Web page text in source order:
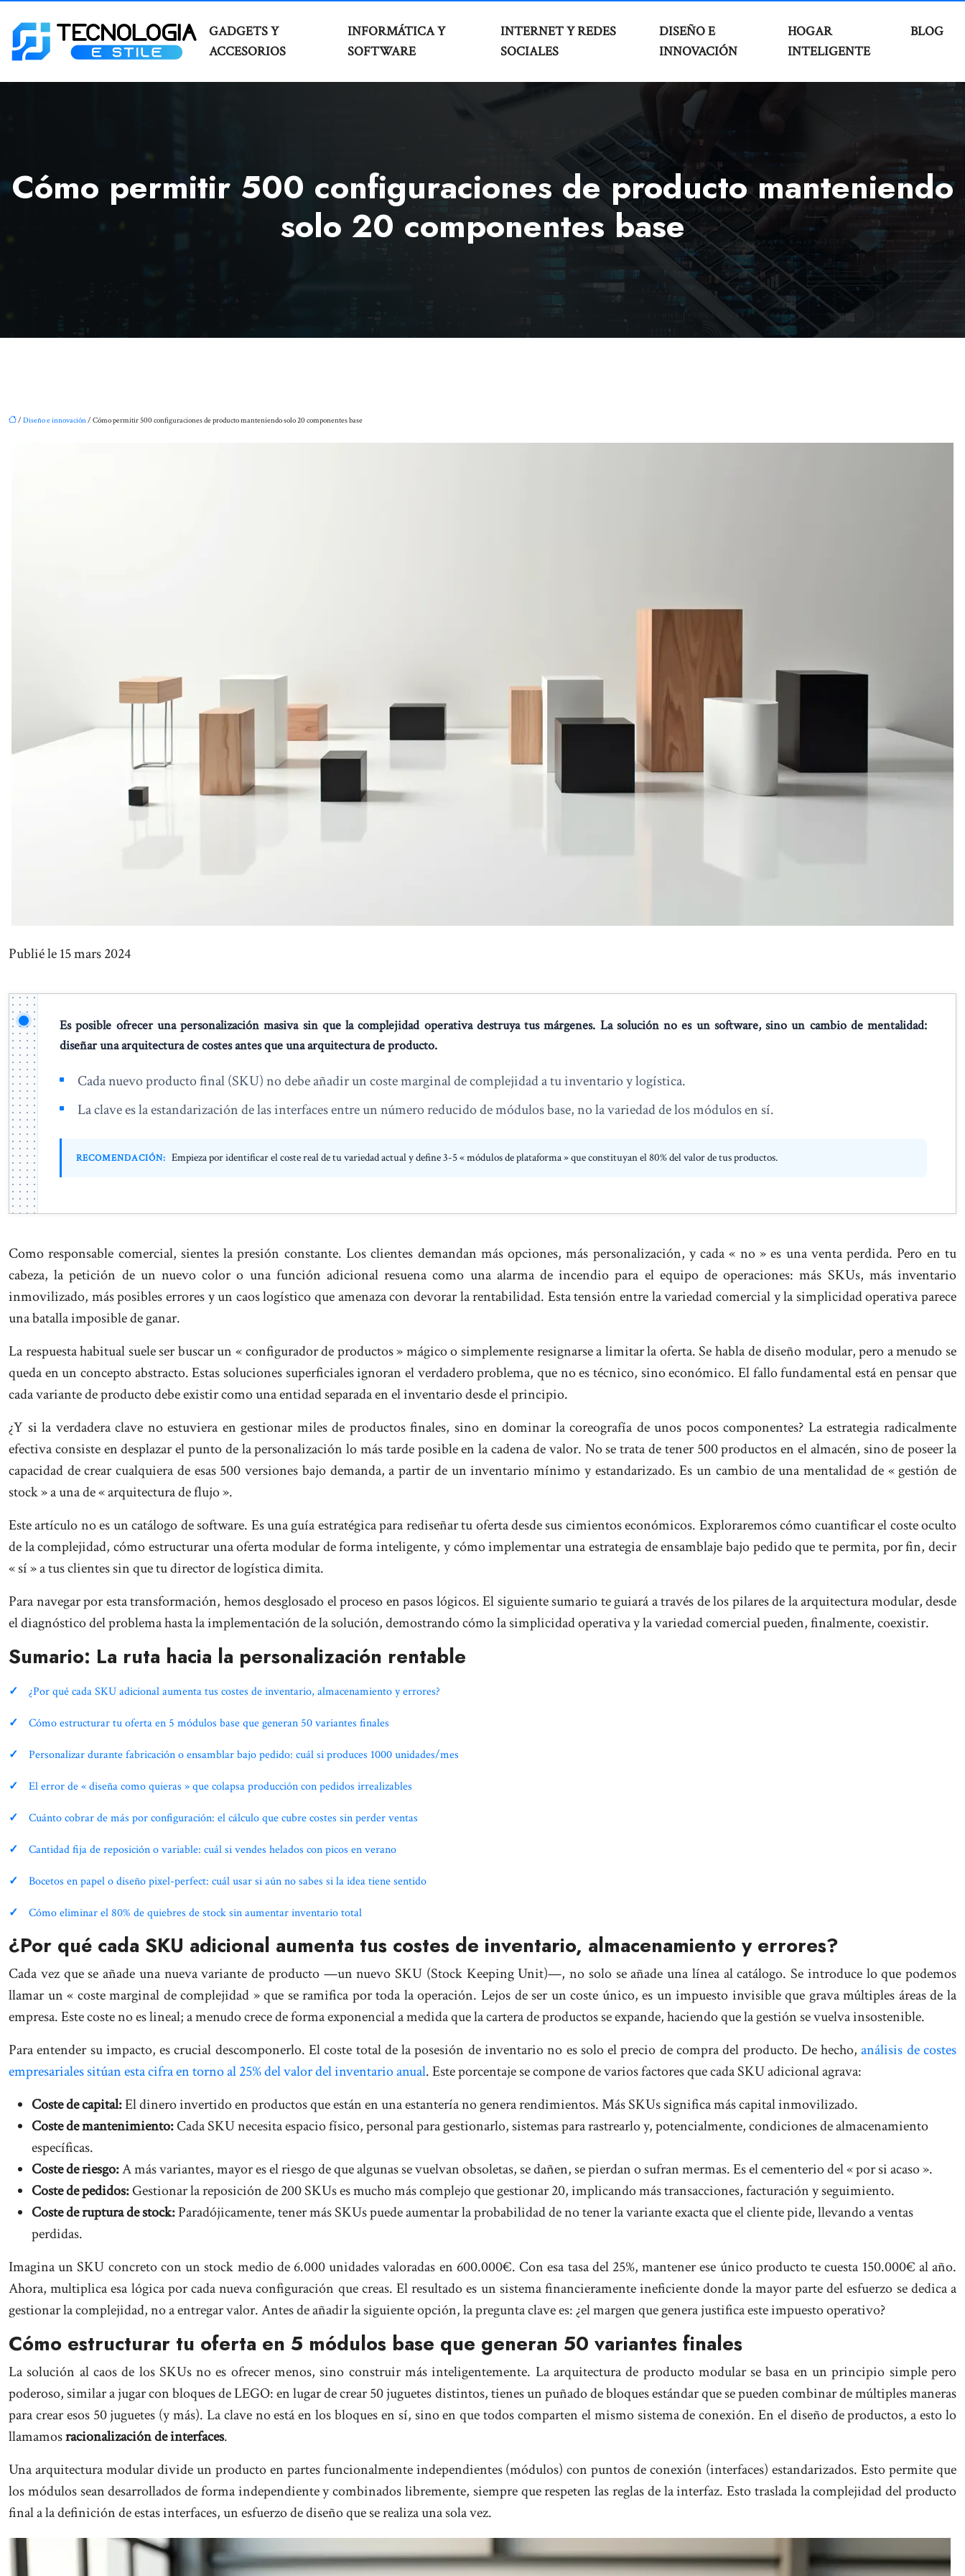
GADGETS Y
ACCESORIOS
INFORMÁTICA Y
SOFTWARE
INTERNET Y REDES
SOCIALES
DISEÑO E
INNOVACIÓN
HOGAR
INTELIGENTE
BLOG
Cómo permitir 500 configuraciones de producto manteniendo
solo 20 componentes base
/ Diseño e innovación/ Cómo permitir 500 configuraciones de producto manteniendo solo 20 componentes base
Publié le 15 mars 2024
Es posible ofrecer una personalización masiva sin que la complejidad operativa destruya tus márgenes. La solución no es un software, sino un cambio de mentalidad:
diseñar una arquitectura de costes antes que una arquitectura de producto.
Cada nuevo producto final (SKU) no debe añadir un coste marginal de complejidad a tu inventario y logística.
La clave es la estandarización de las interfaces entre un número reducido de módulos base, no la variedad de los módulos en sí.
RECOMENDACIÓN: Empieza por identificar el coste real de tu variedad actual y define 3-5 « módulos de plataforma » que constituyan el 80% del valor de tus productos.
Como responsable comercial, sientes la presión constante. Los clientes demandan más opciones, más personalización, y cada « no » es una venta perdida. Pero en tu
cabeza, la petición de un nuevo color o una función adicional resuena como una alarma de incendio para el equipo de operaciones: más SKUs, más inventario
inmovilizado, más posibles errores y un caos logístico que amenaza con devorar la rentabilidad. Esta tensión entre la variedad comercial y la simplicidad operativa parece
una batalla imposible de ganar.
La respuesta habitual suele ser buscar un « configurador de productos » mágico o simplemente resignarse a limitar la oferta. Se habla de diseño modular, pero a menudo se
queda en un concepto abstracto. Estas soluciones superficiales ignoran el verdadero problema, que no es técnico, sino económico. El fallo fundamental está en pensar que
cada variante de producto debe existir como una entidad separada en el inventario desde el principio.
¿Y si la verdadera clave no estuviera en gestionar miles de productos finales, sino en dominar la coreografía de unos pocos componentes? La estrategia radicalmente
efectiva consiste en desplazar el punto de la personalización lo más tarde posible en la cadena de valor. No se trata de tener 500 productos en el almacén, sino de poseer la
capacidad de crear cualquiera de esas 500 versiones bajo demanda, a partir de un inventario mínimo y estandarizado. Es un cambio de una mentalidad de « gestión de
stock » a una de « arquitectura de flujo ».
Este artículo no es un catálogo de software. Es una guía estratégica para rediseñar tu oferta desde sus cimientos económicos. Exploraremos cómo cuantificar el coste oculto
de la complejidad, cómo estructurar una oferta modular de forma inteligente, y cómo implementar una estrategia de ensamblaje bajo pedido que te permita, por fin, decir
« sí » a tus clientes sin que tu director de logística dimita.
Para navegar por esta transformación, hemos desglosado el proceso en pasos lógicos. El siguiente sumario te guiará a través de los pilares de la arquitectura modular, desde
el diagnóstico del problema hasta la implementación de la solución, demostrando cómo la simplicidad operativa y la variedad comercial pueden, finalmente, coexistir.
Sumario: La ruta hacia la personalización rentable
¿Por qué cada SKU adicional aumenta tus costes de inventario, almacenamiento y errores?
Cómo estructurar tu oferta en 5 módulos base que generan 50 variantes finales
Personalizar durante fabricación o ensamblar bajo pedido: cuál si produces 1000 unidades/mes
El error de « diseña como quieras » que colapsa producción con pedidos irrealizables
Cuánto cobrar de más por configuración: el cálculo que cubre costes sin perder ventas
Cantidad fija de reposición o variable: cuál si vendes helados con picos en verano
Bocetos en papel o diseño pixel-perfect: cuál usar si aún no sabes si la idea tiene sentido
Cómo eliminar el 80% de quiebres de stock sin aumentar inventario total
¿Por qué cada SKU adicional aumenta tus costes de inventario, almacenamiento y errores?
Cada vez que se añade una nueva variante de producto —un nuevo SKU (Stock Keeping Unit)—, no solo se añade una línea al catálogo. Se introduce lo que podemos
llamar un « coste marginal de complejidad » que se ramifica por toda la operación. Lejos de ser un coste único, es un impuesto invisible que grava múltiples áreas de la
empresa. Este coste no es lineal; a menudo crece de forma exponencial a medida que la cartera de productos se expande, haciendo que la gestión se vuelva insostenible.
Para entender su impacto, es crucial descomponerlo. El coste total de la posesión de inventario no es solo el precio de compra del producto. De hecho,análisis de costes
empresariales sitúan esta cifra en torno al 25% del valor del inventario anual. Este porcentaje se compone de varios factores que cada SKU adicional agrava:
Coste de capital:El dinero invertido en productos que están en una estantería no genera rendimientos. Más SKUs significa más capital inmovilizado.
Coste de mantenimiento:Cada SKU necesita espacio físico, personal para gestionarlo, sistemas para rastrearlo y, potencialmente, condiciones de almacenamiento
específicas.
Coste de riesgo:A más variantes, mayor es el riesgo de que algunas se vuelvan obsoletas, se dañen, se pierdan o sufran mermas. Es el cementerio del « por si acaso ».
Coste de pedidos:Gestionar la reposición de 200 SKUs es mucho más complejo que gestionar 20, implicando más transacciones, facturación y seguimiento.
Coste de ruptura de stock:Paradójicamente, tener más SKUs puede aumentar la probabilidad de no tener la variante exacta que el cliente pide, llevando a ventas
perdidas.
Imagina un SKU concreto con un stock medio de 6.000 unidades valoradas en 600.000€. Con esa tasa del 25%, mantener ese único producto te cuesta 150.000€ al año.
Ahora, multiplica esa lógica por cada nueva configuración que creas. El resultado es un sistema financieramente ineficiente donde la mayor parte del esfuerzo se dedica a
gestionar la complejidad, no a entregar valor. Antes de añadir la siguiente opción, la pregunta clave es: ¿el margen que genera justifica este impuesto operativo?
Cómo estructurar tu oferta en 5 módulos base que generan 50 variantes finales
La solución al caos de los SKUs no es ofrecer menos, sino construir más inteligentemente. La arquitectura de producto modular se basa en un principio simple pero
poderoso, similar a jugar con bloques de LEGO: en lugar de crear 50 juguetes distintos, tienes un puñado de bloques estándar que se pueden combinar de múltiples maneras
para crear esos 50 juguetes (y más). La clave no está en los bloques en sí, sino en que todos comparten el mismo sistema de conexión. En el diseño de productos, a esto lo
llamamosracionalización de interfaces.
Una arquitectura modular divide un producto en partes funcionalmente independientes (módulos) con puntos de conexión (interfaces) estandarizados. Esto permite que
los módulos sean desarrollados de forma independiente y combinados libremente, siempre que respeten las reglas de la interfaz. Esto traslada la complejidad del producto
final a la definición de estas interfaces, un esfuerzo de diseño que se realiza una sola vez.